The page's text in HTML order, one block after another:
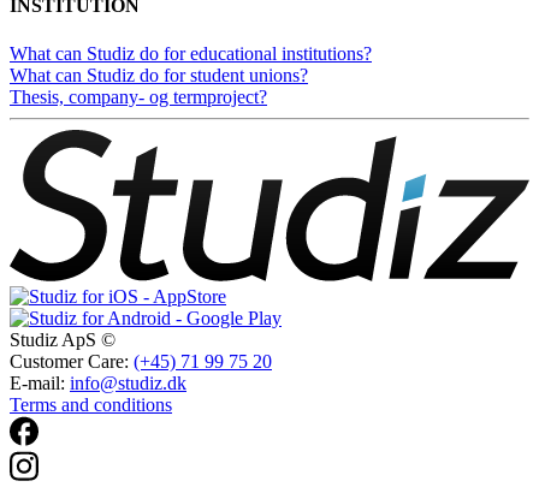
INSTITUTION
What can Studiz do for educational institutions?
What can Studiz do for student unions?
Thesis, company- og termproject?
Studiz ApS ©
Customer Care: (+45) 71 99 75 20
E-mail: info@studiz.dk
Terms and conditions